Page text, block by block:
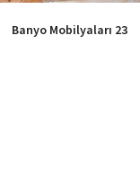
Banyo Mobilyaları 23